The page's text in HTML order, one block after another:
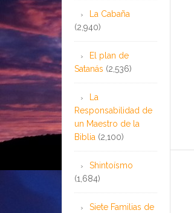
La Cabaña
(2,940)
El plan de
Satanás (2,536)
La
Responsabilidad de
un Maestro de la
Biblia (2,100)
Shintoísmo
(1,684)
Siete Familias de